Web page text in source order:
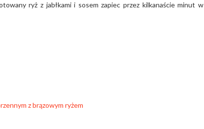
ryż z jabłkami i sosem zapiec przez kilkanaście minut w